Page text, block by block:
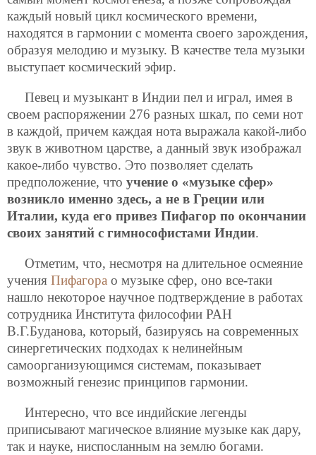
каждый новый цикл космического времени,
находятся в гармонии с момента своего зарождения,
образуя мелодию и музыку. В качестве тела музыки
выступает космический эфир.
Певец и музыкант в Индии пел и играл, имея в
своем распоряжении 276 разных шкал, по семи нот
в каждой, причем каждая нота выражала какой-либо
звук в животном царстве, а данный звук изображал
какое-либо чувство. Это позволяет сделать
предположение, что учение о «музыке сфер»
возникло именно здесь, а не в Греции или
Италии, куда его привез Пифагор по окончании
своих занятий с гимнософистами Индии.
Отметим, что, несмотря на длительное осмеяние
учения Пифагора о музыке сфер, оно все-таки
нашло некоторое научное подтверждение в работах
сотрудника Института философии РАН
В.Г.Буданова, который, базируясь на современных
синергетических подходах к нелинейным
самоорганизующимся системам, показывает
возможный генезис принципов гармонии.
Интересно, что все индийские легенды
приписывают магическое влияние музыке как дару,
так и науке, ниспосланным на землю богами.